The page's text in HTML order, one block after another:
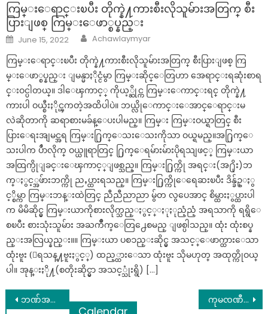
ကြမ္းေရာင္းၿပီး တိုက္နဲ႔ကားစီးလိုသူမ်ားအတြက္ စီး
ပြားျဖစ္ ကြမ္းေဖာ္စပ္နည္း
Posted
on
June 15, 2022 Author
Achawlaymyar
ကြမ္းေရာင္းၿပီး တိုက္နဲ႔ကားစီးလိုသူမ်ားအတြက္ စီးပြားျဖစ္ ကြ
မ္းေဖာ္စပ္နည္း ျမန္မာႏိုင္ငံမွာ ကြမ္းဆိုင္ေတြဟာ အေရာင္းရဆုံးစာရ
င္းဝင္ပါတယ္။ ဒါေၾကာင့္ ကိုယ့္ဆိုင္က ကြမ္းေကာင္းရင္ တိုက္နဲ႔
ကားပါ ဝယ္စီးႏိုင္ၾကတဲ့အထိပါပဲ။ ဘယ္လိုေကာင္းေအာင္ေရာင္းမ
လဲဆိုတာကို ဆရာစားမခ်န္ေပးပါမည္။ ကြမ္း ကြမ္းဝယ္ရာတြင္ စီး
ပြားေရးအျမင္အရ ကြမ္း႐ြက္ေသးေသးကိုသာ ဝယ္ရမည္။အ႐ြက္ေ
သးပါက ပိႆာလိုက္ ဝယ္ယူရာတြင္ ႐ြက္ေရမ်ားမ်ားပိုရသျဖင့္ ကြမ္းယာ
အထြက္ပိုျခင္းေၾကာင့္ျဖစ္သည္။ ကြမ္း႐ြက္ကို အရင္း(အ႐ိုး)ဘ
က္ႏွင့္အဖ်ားဘက္ကို ညႇပ္ထားရသည္။ ကြမ္း႐ြက္ကိုေရေဆးၿပီး ဒိန္ခ်ဥ္ႏွ
င့္စိမ္ကာ ကြမ္းဘန္းထဲတြင္ ညီညီညာညာ မွ်တ လွပေအာင္ စိမ္ထားႏွပ္ထားပါ
က မိမိဆိုင္မွ ကြမ္းယာကိုစားလိုက္သည္ႏွင့္ႏုႏုညံ့ညံ့ အရသာကို ရရွိေ
စၿပီး စားသုံးသူမ်ား အႀကိဳက္ေတြ႕ေစမည္ ျဖစ္ပါသည္။ ထုံး ထုံးစပ္န
ည္းအလြယ္နည္း။။ ကြမ္းယာ ပစၥည္းဆိုင္မွ အသင့္ေဖာက္ထားေသာ
ထုံးဗူး (ေရသန္႔ဗူးႏွင့္) ထည့္ထားေသာ ထုံးဗူး သိုမဟုတ္ အထုတ္ကိုဝယ္
ပါ။ အုန္းႏို႔(စတိုးဆိုင္မွာ အသင့္သုံးရွိ) […]
Post
ဘဏ်အချို့က ဖုန်းဆက်စရာမလို တိုကင် ယူရန်မလိုပဲ ငွေသားထုတ်ပေးမှုများ စတင်ရှိလာနေ ကုမၸဏီဝန္ထမ္းမ်ားကို အပန္းေျဖခရီးပို႔ေပးသည့္အျပင္ မ်က္ႏွာေတြေနေလွာင္မွာစိုးလို႔ အျပန္တြင္ ေပါင္းတင္ႏိုင္ေအာင္ပင္ ကူညီေပးခဲ့သည့္ သူေ႒း